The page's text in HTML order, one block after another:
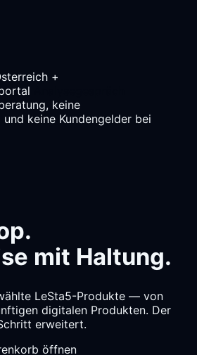
+
keine
keine Kundengelder bei
mit Haltung.
LeSta5-Produkte — von
digitalen Produkten. Der
erweitert.
öffnen